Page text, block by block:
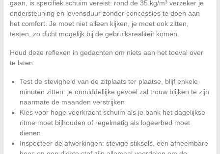
gaan, is specifiek schuim vereist: rond de 35 kg/m³ verzeker je
ondersteuning en levensduur zonder concessies te doen aan
het comfort. Je moet niet alleen kijken, je moet ook zitten,
testen, zo dicht mogelijk bij de gebruiksrealiteit komen.
Houd deze reflexen in gedachten om niets aan het toeval over
te laten:
Test de stevigheid van de zitplaats ter plaatse, blijf enkele
minuten zitten: je onmiddellijke gevoel zal trouw blijken te zijn
naarmate de maanden verstrijken
Kies voor hoge veerkracht schuim als je bank het dagelijkse
ritme moet bijhouden of regelmatig als logeerbed moet
dienen
Inspecteer de afwerkingen: stevige stiksels, een afneembare